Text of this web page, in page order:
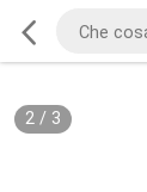
2/ 3